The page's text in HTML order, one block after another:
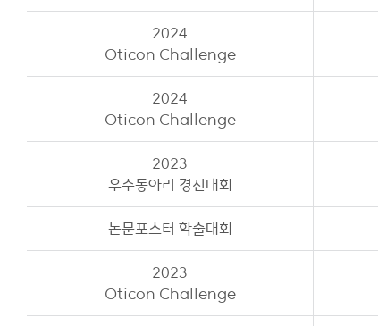
2024
Oticon Challenge
2024
Oticon Challenge
2023
우수동아리 경진대회
논문포스터 학술대회
2023
Oticon Challenge